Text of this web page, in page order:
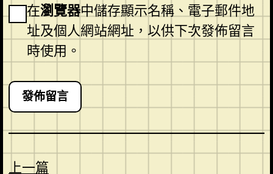
在瀏覽器中儲存顯示名稱、電子郵件地
址及個人網站網址，以供下次發佈留言
時使用。
上一篇